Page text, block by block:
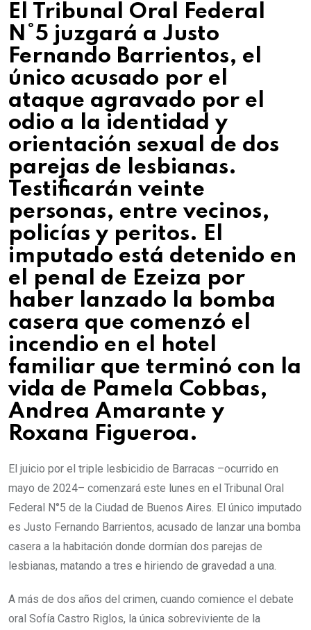
El Tribunal Oral Federal
N°5 juzgará a Justo
Fernando Barrientos, el
único acusado por el
ataque agravado por el
odio a la identidad y
orientación sexual de dos
parejas de lesbianas.
Testificarán veinte
personas, entre vecinos,
policías y peritos. El
imputado está detenido en
el penal de Ezeiza por
haber lanzado la bomba
casera que comenzó el
incendio en el hotel
familiar que terminó con la
vida de Pamela Cobbas,
Andrea Amarante y
Roxana Figueroa.
El juicio por el triple lesbicidio de Barracas –ocurrido en
mayo de 2024– comenzará este lunes en el Tribunal Oral
Federal N°5 de la Ciudad de Buenos Aires. El único imputado
es Justo Fernando Barrientos, acusado de lanzar una bomba
casera a la habitación donde dormían dos parejas de
lesbianas, matando a tres e hiriendo de gravedad a una.
A más de dos años del crimen, cuando comience el debate
oral Sofía Castro Riglos, la única sobreviviente de la